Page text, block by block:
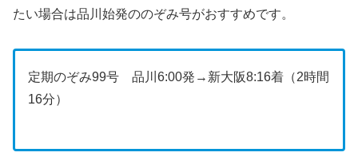
たい場合は品川始発ののぞみ号がおすすめです。
定期のぞみ99号 品川6:00発→新大阪8:16着（2時間
16分）